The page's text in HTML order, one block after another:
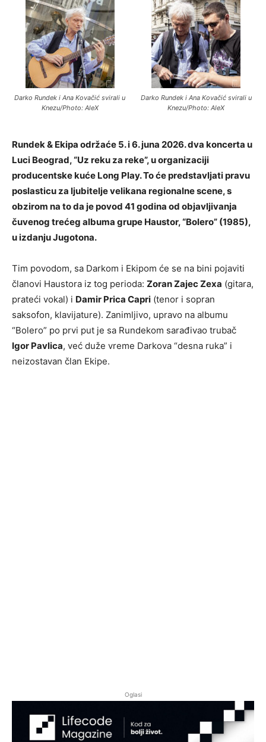
Darko Rundek i Ana Kovačić svirali u
Knezu/Photo: AleX
Darko Rundek i Ana Kovačić svirali u
Knezu/Photo: AleX
Rundek & Ekipa održaće 5. i 6. juna 2026. dva koncerta u
Luci Beograd, “Uz reku za reke”, u organizaciji
producentske kuće Long Play. To će predstavljati pravu
poslasticu za ljubitelje velikana regionalne scene, s
obzirom na to da je povod 41 godina od objavljivanja
čuvenog trećeg albuma grupe Haustor, “Bolero” (1985),
u izdanju Jugotona.
Tim povodom, sa Darkom i Ekipom će se na bini pojaviti
članovi Haustora iz tog perioda: Zoran Zajec Zexa (gitara,
prateći vokal) i Damir Prica Capri (tenor i sopran
saksofon, klavijature). Zanimljivo, upravo na albumu
“Bolero” po prvi put je sa Rundekom sarađivao trubač
Igor Pavlica, već duže vreme Darkova “desna ruka” i
neizostavan član Ekipe.
Oglasi